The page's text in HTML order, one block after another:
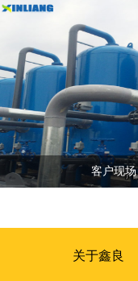
客户现场
关于鑫良